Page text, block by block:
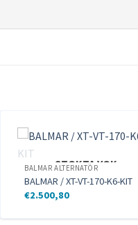
STOKTA YOK
BALMAR ALTERNATÖR
BALMAR / XT-VT-170-K6-KIT
€2.500,80